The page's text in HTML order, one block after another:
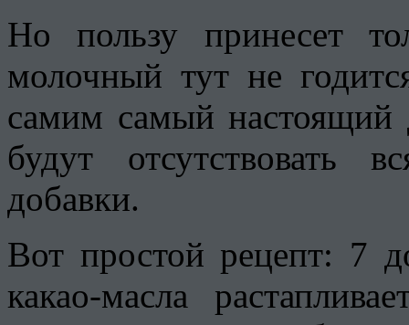
Но пользу принесет
молочный тут не
самим самый
будут отсутствовать
добавки.
Вот простой рецепт: 7
какао-масла